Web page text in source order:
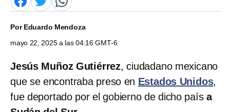
PorEduardo Mendoza
mayo 22, 2025 a las 04:16 GMT-6
Jesús Muñoz Gutiérrez, ciudadano mexicano
que se encontraba preso en Estados Unidos,
fue deportado por el gobierno de dicho país a